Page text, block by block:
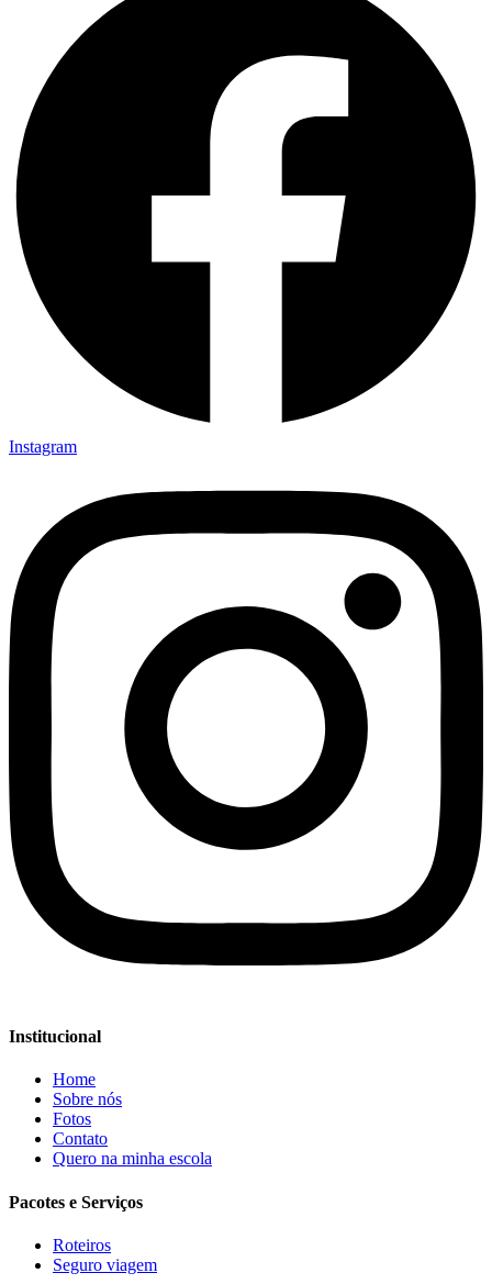
Instagram
Institucional
Home
Sobre nós
Fotos
Contato
Quero na minha escola
Pacotes e Serviços
Roteiros
Seguro viagem